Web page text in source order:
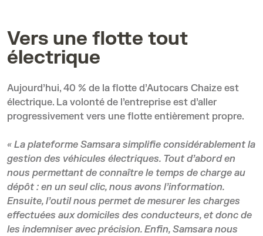
Vers une flotte tout
électrique
Aujourd’hui, 40 % de la flotte d’Autocars Chaize est
électrique. La volonté de l’entreprise est d’aller
progressivement vers une flotte entièrement propre.
« La plateforme Samsara simplifie considérablement la
gestion des véhicules électriques. Tout d’abord en
nous permettant de connaître le temps de charge au
dépôt : en un seul clic, nous avons l’information.
Ensuite, l’outil nous permet de mesurer les charges
effectuées aux domiciles des conducteurs, et donc de
les indemniser avec précision. Enfin, Samsara nous